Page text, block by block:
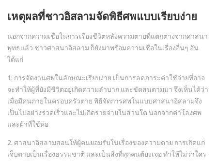
เหตุผลที่ชาวอิสลามจัดพิธีศพแบบเรียบง่าย
นอกจากความเชื่อในการเรื่องชีวิตหลังความตายที่แตกต่างจากศาสนา
พุทธแล้ว ชาวศาสนาอิสลาม ก็ยังมาพร้อมความเชื่อในเรื่องอื่นๆ อัน
ได้แก่
1. การจัดงานศพในลักษณะเรียบง่าย เป็นการลดภาระค่าใช้จ่ายที่อาจ
จะทำให้ผู้ที่ยังมีชีวิตอยู่เกิดความลำบาก และขัดสนตามมา จึงเห็นได้ว่า
เมื่อมีคนภายในครอบครัวตาย พิธีจัดการศพในแบบศาสนาอิสลามจึง
เป็นไปอย่างรวดเร็วและไม่เกิดรายจ่ายในส่วนใด นอกจากค่าโลงศพ
และผ้าที่ใช้ห่อ
2. ศาสนาอิสลามสอนให้ผู้คนยอมรับในเรื่องของความตาย การเกิดแก่
เจ็บตายเป็นเรื่องธรรมชาติ และเป็นสิ่งที่ทุกคนต้องเจอ ทำให้ไม่ว่าใคร